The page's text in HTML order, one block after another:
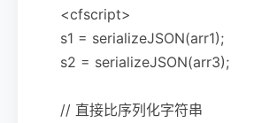
<cfscript>
s1 = serializeJSON(arr1);
s2 = serializeJSON(arr3);
// 直接比序列化字符串